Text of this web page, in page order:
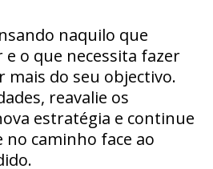
naquilo que
o que necessita fazer
mais do seu objectivo.
reavalie os
estratégia e continue
caminho face ao